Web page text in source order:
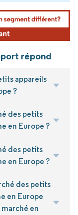
répond
appareils
?
des petits
en Europe ?
des petits
en Europe ?
des petits
en Europe
en